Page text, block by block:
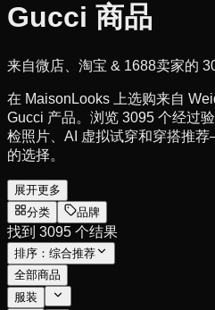
Gucci 商品
来自微店、淘宝 & 1688卖家的
在 MaisonLooks 上选购来自
Gucci 产品。浏览 3095 个经过
检照片、AI 虚拟试穿和穿搭推
的选择。
展开更多
分类
品牌
找到 3095 个结果
排序： 综合推荐
全部商品
服装